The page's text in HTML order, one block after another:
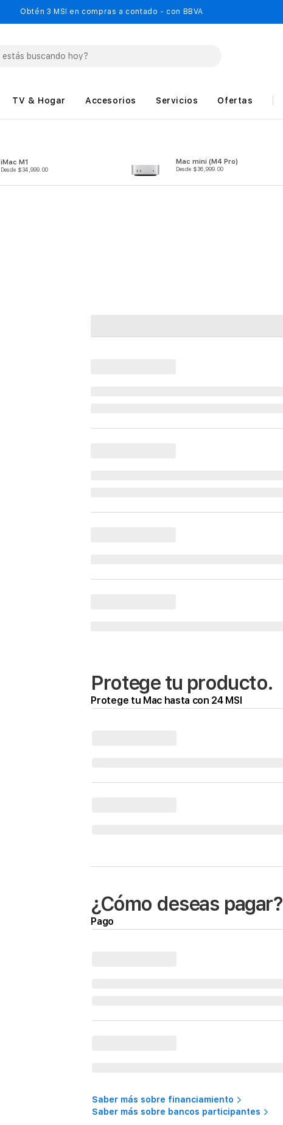
Obtén 3 MSI en compras a contado - con BBVA
TV & Hogar Accesorios Servicios Ofertas
iMac M1
Desde $34,999.00
Mac mini (M4 Pro)
Desde $36,999.00
Protege tu producto.
Protege tu Mac hasta con 24 MSI
¿Cómo deseas pagar?
Pago
Saber más sobre financiamiento
Saber más sobre bancos participantes